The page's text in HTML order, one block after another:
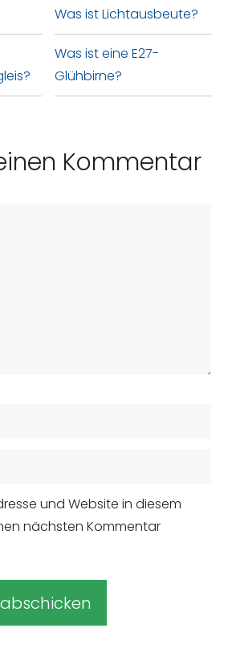
werden kann.
Was ist Lichtausbeute?
Was ist eine E27-
Glühbirne?
Kommentar
und Website in diesem
nächsten Kommentar